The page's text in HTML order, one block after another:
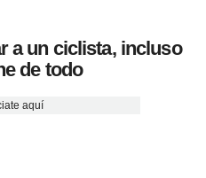
a un ciclista, incluso
de todo
aquí